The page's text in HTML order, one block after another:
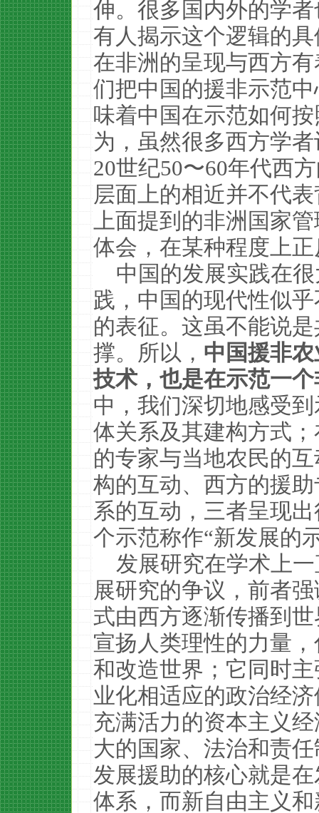
伸。很多国内外的学
有人揭示这个逻辑的
在非洲的呈现与西方
们把中国的援非示范
味着中国在示范如何
为，虽然很多西方学
20世纪50〜60年代西
层面上的相近并不代
上面提到的非洲国家
体会，在某种程度上
中国的发展实践在
践，中国的现代性似
的表征。这虽不能说
撑。所以， 中国援非
技术，也是在示范一
中，我们深切地感受
体关系及其建构方式
的专家与当地农民的
构的互动、西方的援
系的互动，三者呈现
个示范称作“新发展的
发展研究在学术上
展研究的争议，前者
式由西方逐渐传播到
宣扬人类理性的力量
和改造世界；它同时
业化相适应的政治经
充满活力的资本主义
大的国家、法治和责
发展援助的核心就是
体系，而新自由主义